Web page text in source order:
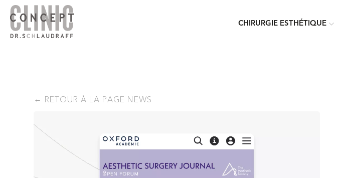
CHIRURGIE ESTHÉTIQUE
RETOUR À LA PAGE NEWS